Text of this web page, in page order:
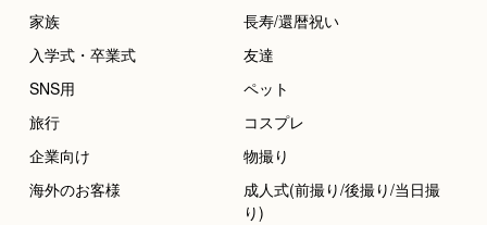
家族
長寿/還暦祝い
入学式・卒業式
友達
SNS用
ペット
旅行
コスプレ
企業向け
物撮り
海外のお客様
成人式(前撮り/後撮り/当日撮
り)